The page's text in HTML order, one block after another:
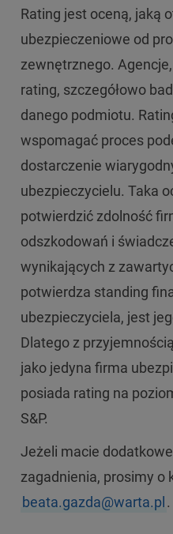
Rating jest oceną, jaką
ubezpieczeniowe od
zewnętrznego.
rating, szczegółowo
danego podmiotu.
wspomagać proces
dostarczenie
ubezpieczycielu. Taka
potwierdzić zdolność
odszkodowań i
wynikających z
potwierdza standing
ubezpieczyciela, jest
Dlatego z
jako jedyna firma
posiada rating na
S&P.
Jeżeli macie
zagadnienia, prosimy o
beata.gazda@warta.pl .